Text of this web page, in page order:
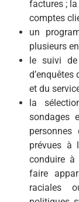
factures ;
comptes
un
plusieurs
le suivi
et du
la
sondages
prévues à
conduire à
faire
raciales